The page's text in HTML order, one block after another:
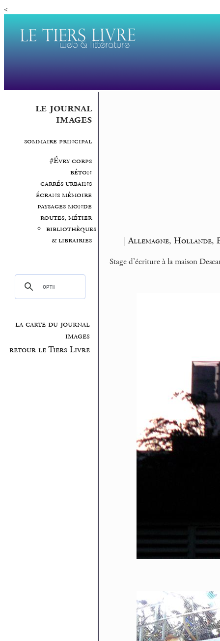
<
le journal
images
sommaire principal
#Évry corps
béton
carrés urbains
écrans mémoire
paysages monde
routes, métier
bibliothèques
& librairies
la carte du journal
images
retour le Tiers Livre
|Allemagne, Hollande,
Stage d’écriture à la maison